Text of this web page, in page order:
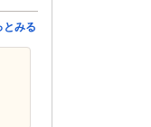
とみる